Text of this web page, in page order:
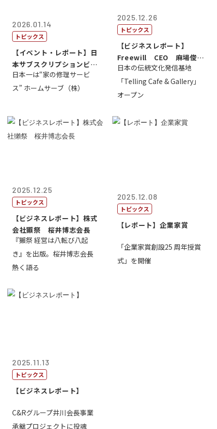
2026.01.14
トピックス
【イベント・レポート】日
本サブスクリプションビジ
ネス大賞20...
日本一は“家の修理サービ
ス” ホームサーブ（株）
2025.12.26
トピックス
【ビジネスレポート】
Freewill CEO 麻場俊行
氏
日本の伝統文化発信基地
「Telling Cafe & Gallery」
オープン
2025.12.25
トピックス
【ビジネスレポート】株式
会社獺祭 桜井博志会長
『獺祭 経営は八転び八起
き』を出版。桜井博志会長
熱く語る
2025.12.08
トピックス
【レポート】企業家賞
「企業家賞創設25 周年授賞
式」を開催
2025.11.13
トピックス
【ビジネスレポート】
C&Rグループ井川会長事業
承継プロジェクトに投魂